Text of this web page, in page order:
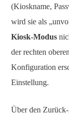
(Kioskname,
wird sie als
Kiosk-Modus
der rechten
Konfiguration
Einstellung.
Über den